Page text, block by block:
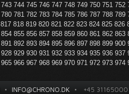
743 744 745 746 747 748 749 750 751 752
780 781 782 783 784 785 786 787 788 789
817 818 819 820 821 822 823 824 825 826
854 855 856 857 858 859 860 861 862 863
891 892 893 894 895 896 897 898 899 900
928 929 930 931 932 933 934 935 936 937
965 966 967 968 969 970 971 972 973 974
• INFO@CHRONO.DK • +45 31165000